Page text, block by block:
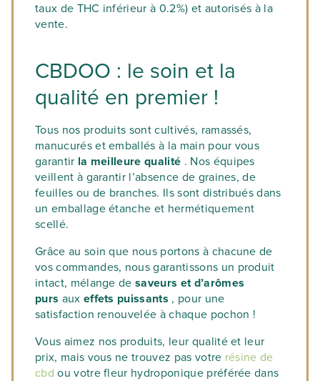
taux de THC inférieur à 0.2%) et autorisés à la
vente.
CBDOO : le soin et la
qualité en premier !
Tous nos produits sont cultivés, ramassés,
manucurés et emballés à la main pour vous
garantir la meilleure qualité . Nos équipes
veillent à garantir l’absence de graines, de
feuilles ou de branches. Ils sont distribués dans
un emballage étanche et hermétiquement
scellé.
Grâce au soin que nous portons à chacune de
vos commandes, nous garantissons un produit
intact, mélange desaveurs et d’arômes
purs aux effets puissants , pour une
satisfaction renouvelée à chaque pochon !
Vous aimez nos produits, leur qualité et leur
prix, mais vous ne trouvez pas votre résine de
cbd ou votre fleur hydroponique préférée dans